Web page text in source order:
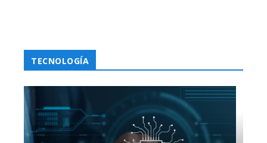
TECNOLOGÍA